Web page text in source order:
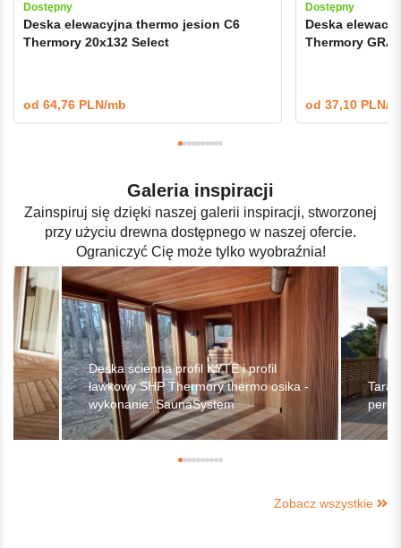
Dostępny
Deska elewacyjna thermo jesion C6
Thermory 20x132 Select
od 64,76 PLN/mb
Dostępny
Deska
Thermory
od 37,10 PLN/
Galeria inspiracji
Zainspiruj się dzięki naszej galerii inspiracji, stworzonej
przy użyciu drewna dostępnego w naszej ofercie.
Ograniczyć Cię może tylko wyobraźnia!
Deska ścienna profil KYTE i profil
ławkowy SHP Thermory thermo osika -
wykonanie: SaunaSystem
Zobacz wszystkie